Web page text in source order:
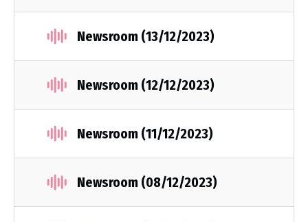
Newsroom (13/12/2023)
Newsroom (12/12/2023)
Newsroom (11/12/2023)
Newsroom (08/12/2023)